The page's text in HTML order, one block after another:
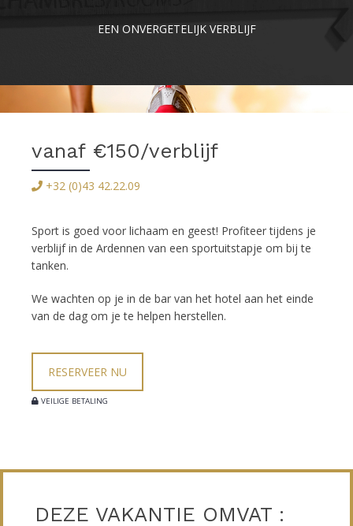
EEN ONVERGETELIJK VERBLIJF
vanaf €150/verblijf
+32 (0)43 42.22.09
Sport is goed voor lichaam en geest! Profiteer tijdens je
verblijf in de Ardennen van een sportuitstapje om bij te
tanken.
We wachten op je in de bar van het hotel aan het einde
van de dag om je te helpen herstellen.
RESERVEER NU
VEILIGE BETALING
DEZE VAKANTIE OMVAT :